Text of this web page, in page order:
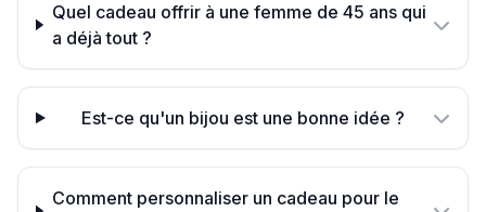
Quel cadeau offrir à une femme de 45 ans qui
a déjà tout ?
Est-ce qu'un bijou est une bonne idée ?
Comment personnaliser un cadeau pour le